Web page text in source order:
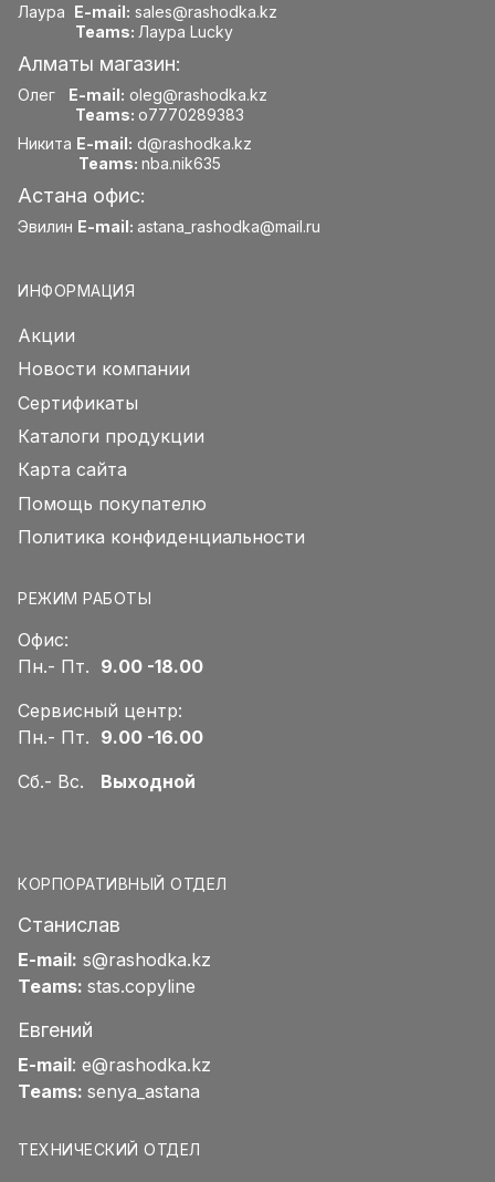
Лаура E-mail: sales@rashodka.kz
Teams: Лаура Lucky
Алматы магазин:
Олег E-mail: oleg@rashodka.kz
Teams: o7770289383
Никита E-mail: d@rashodka.kz
Teams: nba.nik635
Астана офис:
Эвилин E-mail: astana_rashodka@mail.ru
ИНФОРМАЦИЯ
Акции
Новости компании
Сертификаты
Каталоги продукции
Карта сайта
Помощь покупателю
Политика конфиденциальности
РЕЖИМ РАБОТЫ
Офис:
Пн.- Пт. 9.00 -18.00
Сервисный центр:
Пн.- Пт. 9.00 -16.00
Сб.- Вс. Выходной
КОРПОРАТИВНЫЙ ОТДЕЛ
Станислав
E-mail: s@rashodka.kz
Teams: stas.copyline
Евгений
E-mail: e@rashodka.kz
Teams: senya_astana
ТЕХНИЧЕСКИЙ ОТДЕЛ